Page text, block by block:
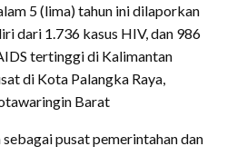
5 (lima) tahun ini dilaporkan
dari 1.736 kasus HIV, dan 986
tertinggi di Kalimantan
di Kota Palangka Raya,
Barat
pusat pemerintahan dan